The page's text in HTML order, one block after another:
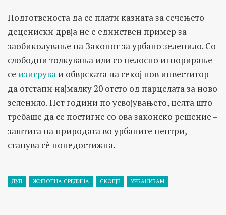
Подготвеноста да се плати казната за сечењето
децениски дрвја не е единствен пример за
заобиколување на Законот за урбано зеленило. Со
слободни толкувања или со целосно игнорирање
се изигрува и обврската на секој нов инвеститор
да отстапи најмалку 20 отсто од парцелата за ново
зеленило. Пет години по усвојувањето, целта што
требаше да се постигне со ова законско решение –
заштита на природата во урбаните центри,
станува сè понедостижна.
ДУП ЖИВОТНА СРЕДИНА СКОПЈЕ УРБАНИЗАМ